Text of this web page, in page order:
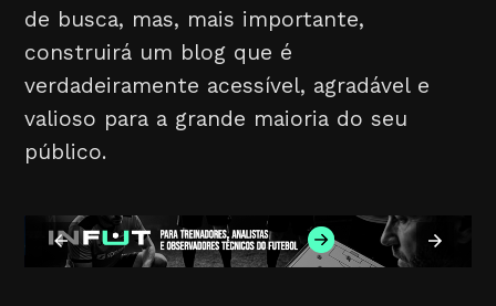
de busca, mas, mais importante,
construirá um blog que é
verdadeiramente acessível, agradável e
valioso para a grande maioria do seu
público.